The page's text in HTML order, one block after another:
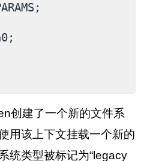
创建了一个新的文件系
用该上下文挂载一个新的
统类型被标记为“legacy